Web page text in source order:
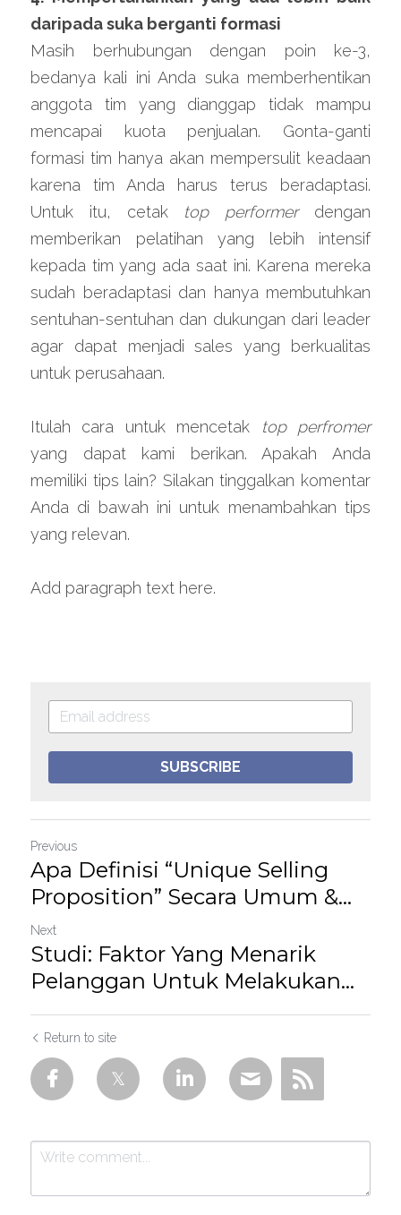
daripada suka berganti formasi
Masih berhubungan dengan poin ke-3,
bedanya kali ini Anda suka memberhentikan
anggota tim yang dianggap tidak mampu
mencapai kuota penjualan. Gonta-ganti
formasi tim hanya akan mempersulit keadaan
karena tim Anda harus terus beradaptasi.
Untuk itu, cetak top performer dengan
memberikan pelatihan yang lebih intensif
kepada tim yang ada saat ini. Karena mereka
sudah beradaptasi dan hanya membutuhkan
sentuhan-sentuhan dan dukungan dari leader
agar dapat menjadi sales yang berkualitas
untuk perusahaan.
Itulah cara untuk mencetak
top perfromer
yang dapat kami berikan. Apakah Anda
memiliki tips lain? Silakan tinggalkan komentar
Anda di bawah ini untuk menambahkan tips
yang relevan.
Add paragraph text here.
SUBSCRIBE
Previous
Apa Definisi “Unique Selling
Proposition” Secara Umum &...
Next
Studi: Faktor Yang Menarik
Pelanggan Untuk Melakukan...
Return to site